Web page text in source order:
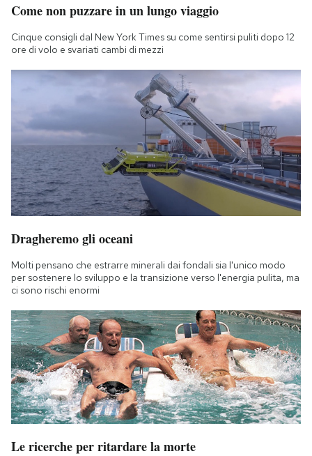
Come non puzzare in un lungo viaggio
Cinque consigli dal New York Times su come sentirsi puliti dopo 12
ore di volo e svariati cambi di mezzi
Dragheremo gli oceani
Molti pensano che estrarre minerali dai fondali sia l'unico modo
per sostenere lo sviluppo e la transizione verso l'energia pulita, ma
ci sono rischi enormi
Le ricerche per ritardare la morte